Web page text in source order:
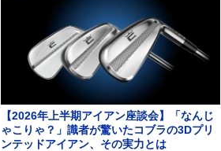
【2026年上半期アイアン座談会】「なんじ
ゃこりゃ？」識者が驚いたコブラの3Dプリ
ンテッドアイアン、その実力とは